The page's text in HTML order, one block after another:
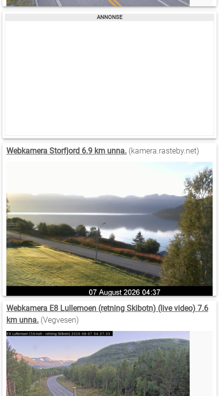
Webkamera Storfjord 6.9 km unna. (kamera.rasteby.net)
Webkamera E8 Lullemoen (retning Skibotn) (live video) 7.6
km unna. (Vegvesen)